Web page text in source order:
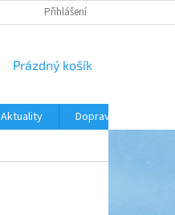
Přihlášení
NÁKUPNÍ
Prázdný košík
Aktuality
Doprava a platba